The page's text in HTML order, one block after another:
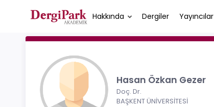
Hakkında Dergiler Yayıncılar
Hasan Özkan Gezer
Doç. Dr.
BAŞKENT ÜNİVERSİTESİ